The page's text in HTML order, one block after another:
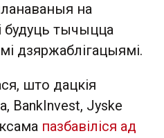
на
будуць тычыцца
дзяржаблігацыямі.
што дацкія
BankInvest, Jyske
пазбавіліся ад